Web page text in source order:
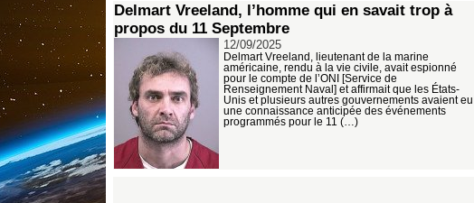
Delmart Vreeland, l’homme qui en savait trop à
propos du 11 Septembre
12/09/2025
Delmart Vreeland, lieutenant de la marine
américaine, rendu à la vie civile, avait espionné
pour le compte de l’ONI [Service de
Renseignement Naval] et affirmait que les États-
Unis et plusieurs autres gouvernements avaient eu
une connaissance anticipée des événements
programmés pour le 11 (…)